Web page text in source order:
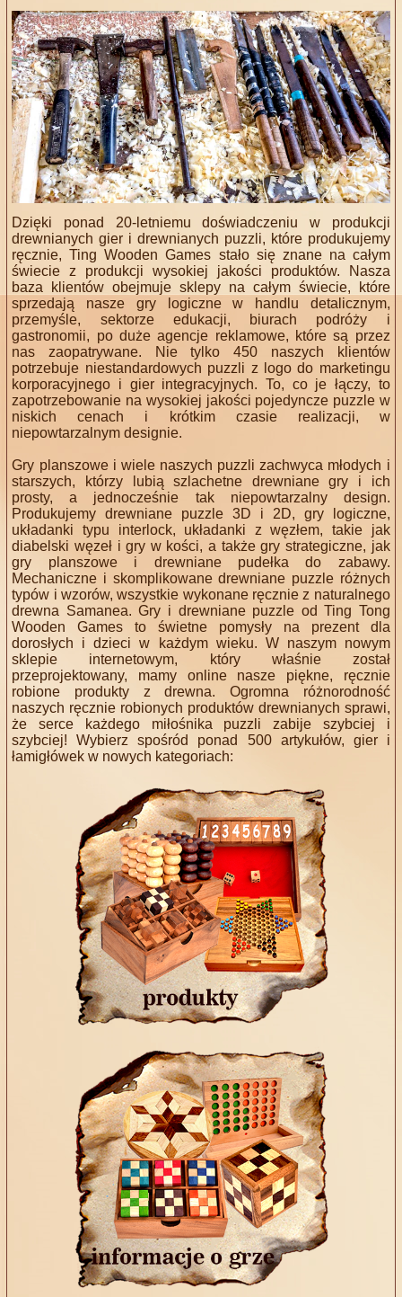
Dzięki ponad 20-letniemu doświadczeniu w produkcji
drewnianych gier i drewnianych puzzli, które produkujemy
ręcznie, Ting Wooden Games stało się znane na całym
świecie z produkcji wysokiej jakości produktów. Nasza
baza klientów obejmuje sklepy na całym świecie, które
sprzedają nasze gry logiczne w handlu detalicznym,
przemyśle, sektorze edukacji, biurach podróży i
gastronomii, po duże agencje reklamowe, które są przez
nas zaopatrywane. Nie tylko 450 naszych klientów
potrzebuje niestandardowych puzzli z logo do marketingu
korporacyjnego i gier integracyjnych. To, co je łączy, to
zapotrzebowanie na wysokiej jakości pojedyncze puzzle w
niskich cenach i krótkim czasie realizacji, w
niepowtarzalnym designie.
Gry planszowe i wiele naszych puzzli zachwyca młodych i
starszych, którzy lubią szlachetne drewniane gry i ich
prosty, a jednocześnie tak niepowtarzalny design.
Produkujemy drewniane puzzle 3D i 2D, gry logiczne,
układanki typu interlock, układanki z węzłem, takie jak
diabelski węzeł i gry w kości, a także gry strategiczne, jak
gry planszowe i drewniane pudełka do zabawy.
Mechaniczne i skomplikowane drewniane puzzle różnych
typów i wzorów, wszystkie wykonane ręcznie z naturalnego
drewna Samanea. Gry i drewniane puzzle od Ting Tong
Wooden Games to świetne pomysły na prezent dla
dorosłych i dzieci w każdym wieku. W naszym nowym
sklepie internetowym, który właśnie został
przeprojektowany, mamy online nasze piękne, ręcznie
robione produkty z drewna. Ogromna różnorodność
naszych ręcznie robionych produktów drewnianych sprawi,
że serce każdego miłośnika puzzli zabije szybciej i
szybciej! Wybierz spośród ponad 500 artykułów, gier i
łamigłówek w nowych kategoriach: